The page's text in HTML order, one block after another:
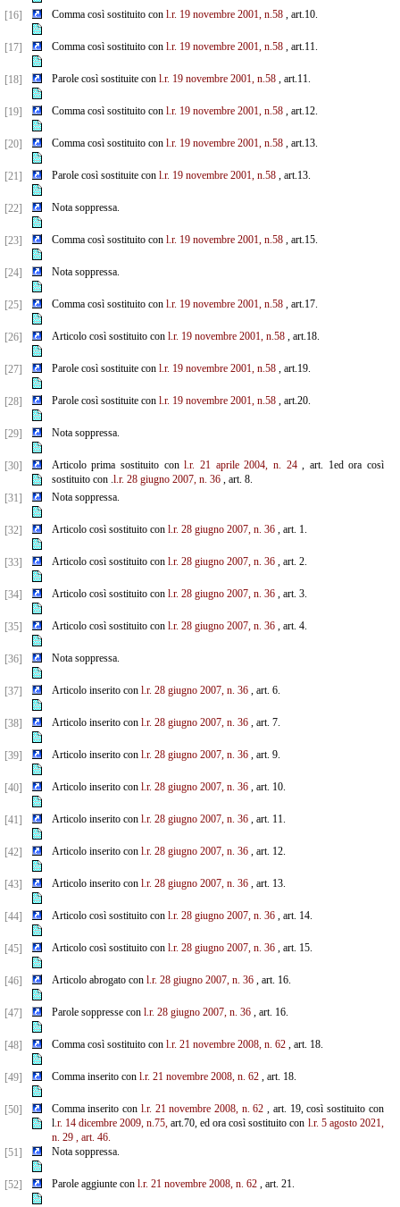
[16] Comma così sostituito con l.r. 19 novembre 2001, n.58, art.10.
[17] Comma così sostituito con l.r. 19 novembre 2001, n.58, art.11.
[18] Parole così sostituite con l.r. 19 novembre 2001, n.58, art.11.
[19] Comma così sostituito con l.r. 19 novembre 2001, n.58, art.12.
[20] Comma così sostituito con l.r. 19 novembre 2001, n.58, art.13.
[21] Parole così sostituite con l.r. 19 novembre 2001, n.58, art.13.
[22] Nota soppressa.
[23] Comma così sostituito con l.r. 19 novembre 2001, n.58, art.15.
[24] Nota soppressa.
[25] Comma così sostituito con l.r. 19 novembre 2001, n.58, art.17.
[26] Articolo così sostituito con l.r. 19 novembre 2001, n.58, art.18.
[27] Parole così sostituite con l.r. 19 novembre 2001, n.58, art.19.
[28] Parole così sostituite con l.r. 19 novembre 2001, n.58, art.20.
[29] Nota soppressa.
[30] Articolo prima sostituito conl.r. 21 aprile 2004, n. 24, art. 1ed ora così
sostituito con .l.r. 28 giugno 2007, n. 36, art. 8.
[31]
Nota soppressa.
[32] Articolo così sostituito con l.r. 28 giugno 2007, n. 36, art. 1.
[33] Articolo così sostituito con l.r. 28 giugno 2007, n. 36, art. 2.
[34] Articolo così sostituito con l.r. 28 giugno 2007, n. 36, art. 3.
[35] Articolo così sostituito con l.r. 28 giugno 2007, n. 36, art. 4.
[36] Nota soppressa.
[37] Articolo inserito con l.r. 28 giugno 2007, n. 36, art. 6.
[38] Articolo inserito con l.r. 28 giugno 2007, n. 36, art. 7.
[39] Articolo inserito con l.r. 28 giugno 2007, n. 36, art. 9.
[40] Articolo inserito con l.r. 28 giugno 2007, n. 36, art. 10.
[41] Articolo inserito con l.r. 28 giugno 2007, n. 36, art. 11.
[42] Articolo inserito con l.r. 28 giugno 2007, n. 36, art. 12.
[43] Articolo inserito con l.r. 28 giugno 2007, n. 36, art. 13.
[44] Articolo così sostituito con l.r. 28 giugno 2007, n. 36, art. 14.
[45] Articolo così sostituito con l.r. 28 giugno 2007, n. 36, art. 15.
[46] Articolo abrogato con l.r. 28 giugno 2007, n. 36, art. 16.
[47] Parole soppresse con l.r. 28 giugno 2007, n. 36, art. 16.
[48] Comma così sostituito con l.r. 21 novembre 2008, n. 62, art. 18.
[49] Comma inserito con l.r. 21 novembre 2008, n. 62, art. 18.
[50] Comma inserito con l.r. 21 novembre 2008, n. 62 , art. 19, così sostituito con
l.r. 14 dicembre 2009, n.75,art.70, ed ora così sostituito con l.r. 5 agosto 2021,
n. 29 , art. 46.
[51]
Nota soppressa.
[52] Parole aggiunte con l.r. 21 novembre 2008, n. 62, art. 21.